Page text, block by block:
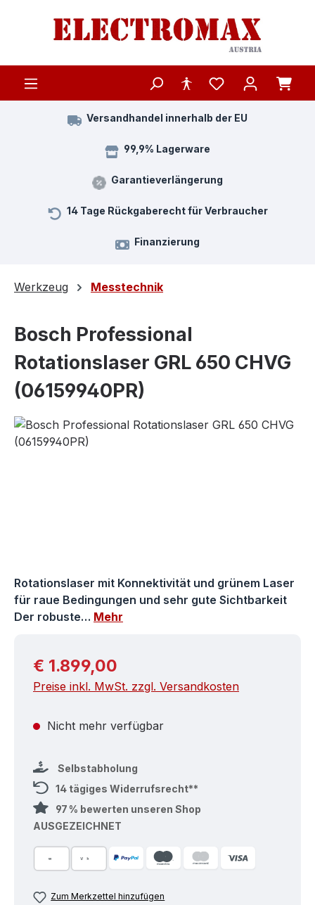
Zum Hauptinhalt springen
Versandhandel innerhalb der EU
99,9% Lagerware
Garantieverlängerung
14 Tage Rückgaberecht für Verbraucher
Finanzierung
Werkzeug Messtechnik
Bosch Professional
Rotationslaser GRL 650 CHVG
(06159940PR)
Bildergalerie überspringen
Rotationslaser mit Konnektivität und grünem Laser
für raue Bedingungen und sehr gute Sichtbarkeit
Der robuste… Mehr
Regulärer Preis:
€ 1.899,00
Preise inkl. MwSt. zzgl. Versandkosten
Nicht mehr verfügbar
Selbstabholung
14 tägiges Widerrufsrecht**
97 % bewerten unseren Shop
AUSGEZEICHNET
Zum Merkzettel hinzufügen